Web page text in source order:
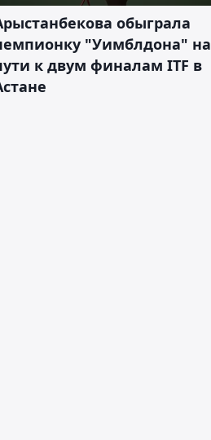
обыграла
"Уимблдона" на
к двум финалам ITF в